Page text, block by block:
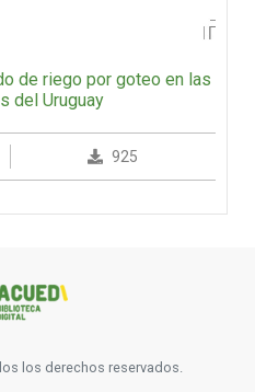
de riego por goteo en las
del Uruguay
925
los derechos reservados.